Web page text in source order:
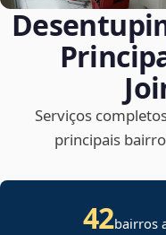
Serviços
principais
42bairros